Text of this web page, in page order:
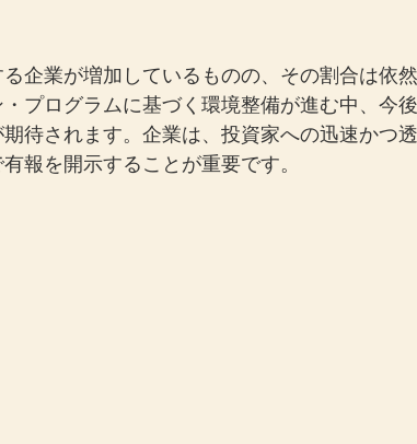
企業が増加しているものの、その割合は依然
プログラムに基づく環境整備が進む中、今
待されます。企業は、投資家への迅速かつ
報を開示することが重要です。